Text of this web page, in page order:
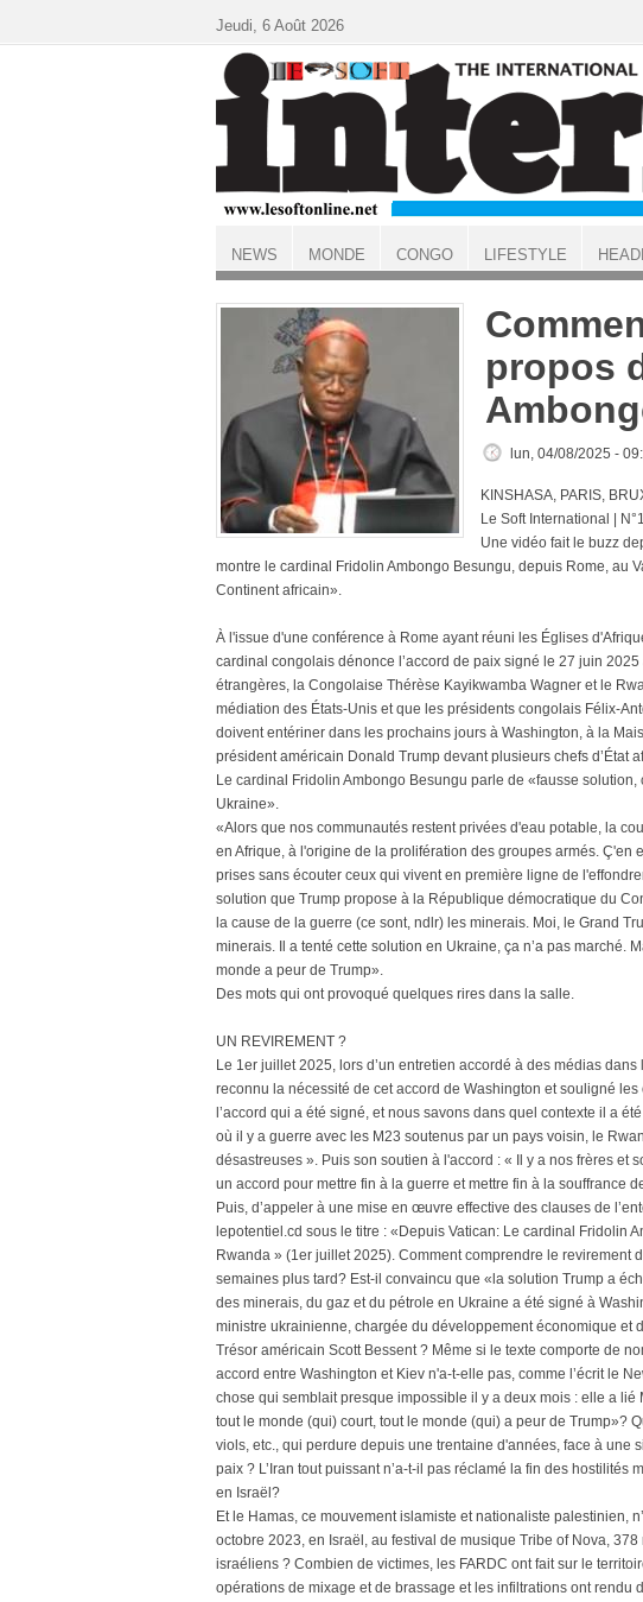
ACCUEIL
propos
lun, 04/08/2025 -
KINSHASA, PARIS,
Le Soft International |
Une vidéo fait le buzz
montre le cardinal Fridolin Ambongo Besungu, depuis Rome, au
Continent africain».
À l'issue d'une conférence à Rome ayant réuni les Églises
cardinal congolais dénonce l’accord de paix signé le 27 juin
étrangères, la Congolaise Thérèse Kayikwamba Wagner et le
médiation des États-Unis et que les présidents congolais Félix-
doivent entériner dans les prochains jours à Washington, à la
président américain Donald Trump devant plusieurs chefs d’État
Le cardinal Fridolin Ambongo Besungu parle de «fausse
Ukraine».
«Alors que nos communautés restent privées d'eau potable, la
en Afrique, à l'origine de la prolifération des groupes armés. Ç'en
prises sans écouter ceux qui vivent en première ligne de
solution que Trump propose à la République démocratique du
la cause de la guerre (ce sont, ndlr) les minerais. Moi, le Grand
minerais. Il a tenté cette solution en Ukraine, ça n’a pas marché.
monde a peur de Trump».
Des mots qui ont provoqué quelques rires dans la salle.
UN REVIREMENT ?
Le 1er juillet 2025, lors d’un entretien accordé à des médias
reconnu la nécessité de cet accord de Washington et souligné
l’accord qui a été signé, et nous savons dans quel contexte il a
où il y a guerre avec les M23 soutenus par un pays voisin, le
désastreuses ». Puis son soutien à l'accord : « Il y a nos frères et
un accord pour mettre fin à la guerre et mettre fin à la souffrance
Puis, d’appeler à une mise en œuvre effective des clauses de
lepotentiel.cd sous le titre : «Depuis Vatican: Le cardinal Fridolin
Rwanda » (1er juillet 2025). Comment comprendre le revirement
semaines plus tard? Est-il convaincu que «la solution Trump a
des minerais, du gaz et du pétrole en Ukraine a été signé à
ministre ukrainienne, chargée du développement économique et
Trésor américain Scott Bessent ? Même si le texte comporte de
accord entre Washington et Kiev n'a-t-elle pas, comme l’écrit le
chose qui semblait presque impossible il y a deux mois : elle a
tout le monde (qui) court, tout le monde (qui) a peur de Trump»?
viols, etc., qui perdure depuis une trentaine d'années, face à une
paix ? L’Iran tout puissant n’a-t-il pas réclamé la fin des hostilités
en Israël?
Et le Hamas, ce mouvement islamiste et nationaliste palestinien,
octobre 2023, en Israël, au festival de musique Tribe of Nova,
israéliens ? Combien de victimes, les FARDC ont fait sur le
opérations de mixage et de brassage et les infiltrations ont rendu
Jeudi, 6 Août 2026
NEWS MONDE CONGO LIFESTYLE